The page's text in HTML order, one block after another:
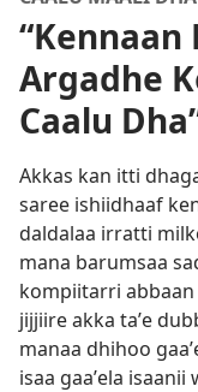
“Kennaan
Argadhe
Caalu
Akkas kan itti
saree ishiidhaaf
daldalaa irratti
mana barumsaa
kompiitarri abbaan
jijjiire akka taʼe
manaa dhihoo
isaa gaaʼela